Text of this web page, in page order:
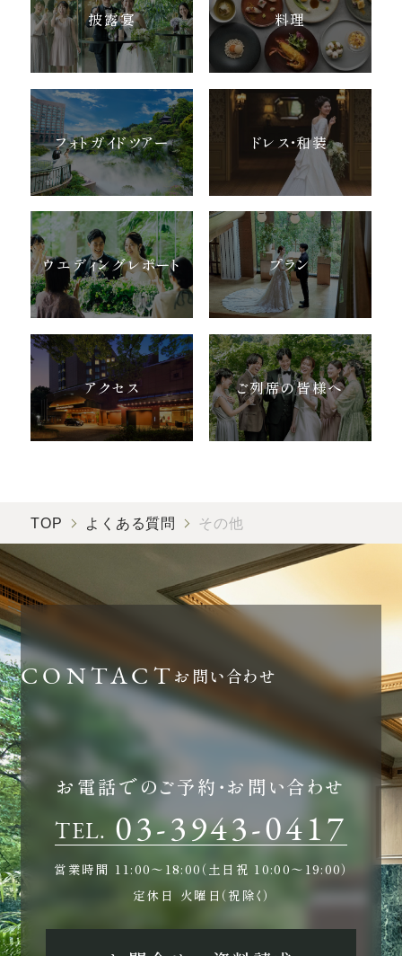
披露宴 料理
フォトガイドツアー ドレス・和装
ウエディングレポート プラン
アクセス ご列席の皆様へ
TOP よくある質問 その他
お問い合わせ
お電話でのご予約・お問い合わせ
TEL. 03-3943-0417
営業時間 11:00〜18:00（土日祝 10:00〜19:00）
定休日 火曜日（祝除く）